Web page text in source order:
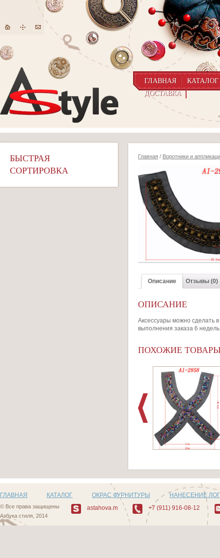
ГЛАВНАЯ
КАТАЛОГ
ДОСТАВКА
БЫСТРАЯ
СОРТИРОВКА
Главная / Воротники и
Описание Отзывы (0)
ОПИСАНИЕ
Аксессуары можно сделать
выполнения заказа 6
ПОХОЖИЕ
ГЛАВНАЯ КАТАЛОГ ОКРАС ФУРНИТУРЫ НАНЕСЕНИЕ
© Все права защищены
Азбука стиля, 2014
astahova.m +7 (911) 916-08-12